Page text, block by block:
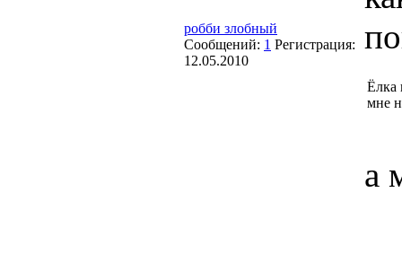
робби злобный
Сообщений: 1 Регистрация:
12.05.2010
Ёлка
мне
а